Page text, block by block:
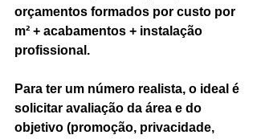
orçamentos formados por custo por
m² + acabamentos + instalação
profissional.
Para ter um número realista, o ideal é
solicitar avaliação da área e do
objetivo (promoção, privacidade,